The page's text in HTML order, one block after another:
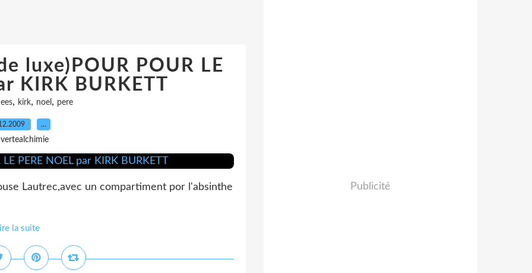
luxe)POUR POUR LE
KIRK BURKETT
, kirk, noel, pere
…
Lautrec,avec un compartiment por l'absinthe
la suite
Publicité